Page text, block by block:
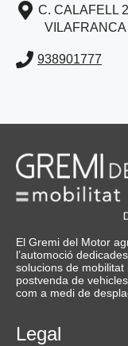
C. CALAFELL
VILAFRANCA
938901777
El Gremi del Motor
l’automoció
solucions de
postvenda de
com a medi de
Legal